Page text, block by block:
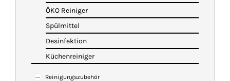
ÖKO Reiniger
Spülmittel
Desinfektion
Küchenreiniger
Reinigungszubehör